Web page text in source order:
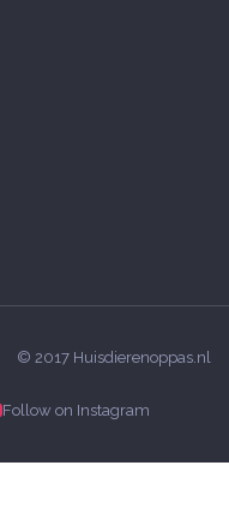
© 2017 Huisdierenoppas.nl
Follow on Instagram